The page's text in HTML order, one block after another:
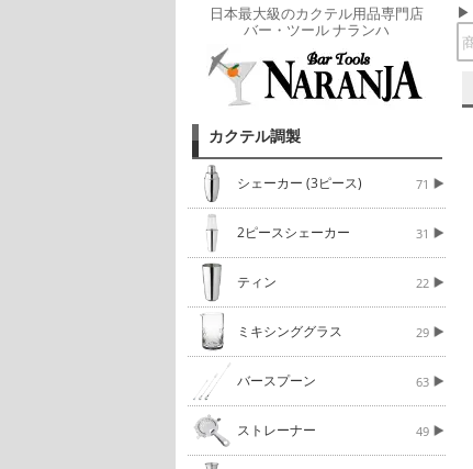
日本最大級のカクテル用品専門店
バー・ツール ナランハ
カクテル調製
シェーカー (3ピース) 71
2ピースシェーカー 31
ティン 22
ミキシンググラス 29
バースプーン 63
ストレーナー 49